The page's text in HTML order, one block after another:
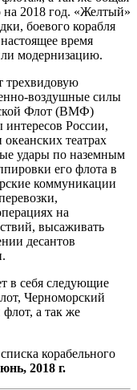
2018 год. «Желтый»
боевого корабля
время
модернизацию.
воздушные силы
Флот (ВМФ)
России,
театрах
удары по наземным
его флота в
коммуникации
на
высаживать
десантов
в себя следующие
Черноморский
а так же
корабельного
2018 г.